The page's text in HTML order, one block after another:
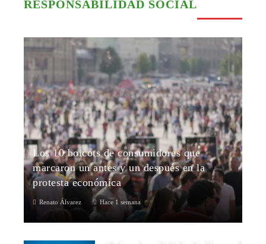
RESPONSABILIDAD SOCIAL
Los 10 boicots de consumidores que
marcaron un antes y un después en la
protesta económica
Renato Álvarez Hace 1 semana